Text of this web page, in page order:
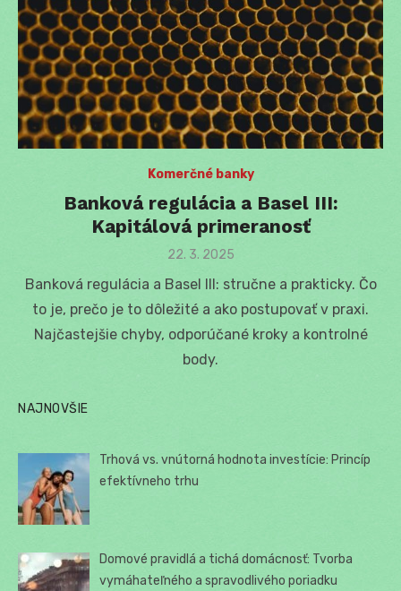
Komerčné banky
Banková regulácia a Basel III:
Kapitálová primeranosť
Posted
22. 3. 2025
Banková regulácia a Basel III: stručne a prakticky. Čo
to je, prečo je to dôležité a ako postupovať v praxi.
Najčastejšie chyby, odporúčané kroky a kontrolné
body.
NAJNOVŠIE
Trhová vs. vnútorná hodnota investície: Princíp
efektívneho trhu
Domové pravidlá a tichá domácnosť: Tvorba
vymáhateľného a spravodlivého poriadku